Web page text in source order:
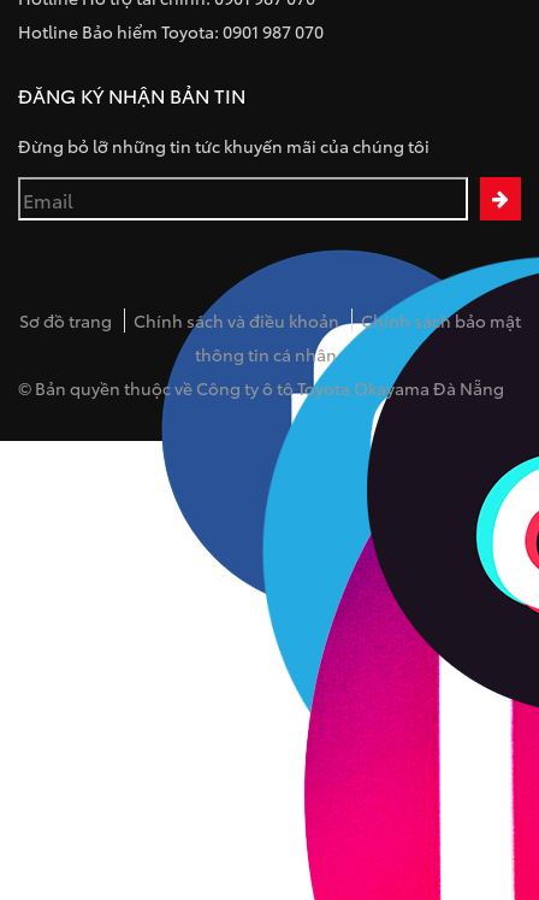
Hotline Bảo hiểm Toyota: 0901 987 070
ĐĂNG KÝ NHẬN BẢN TIN
Đừng bỏ lỡ những tin tức khuyến mãi của chúng tôi
Sơ đồ trang Chính sách và điều khoản
Chính sách bảo mật
thông tin cá nhân
© Bản quyền thuộc về Công ty ô tô Toyota Okayama Đà Nẵng